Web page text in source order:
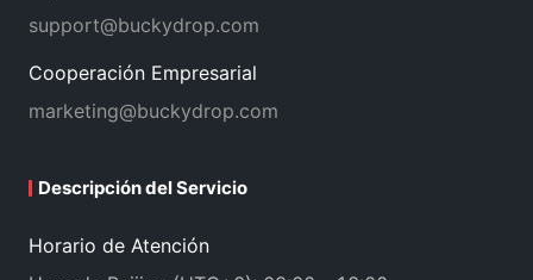
support@buckydrop.com
Cooperación Empresarial
marketing@buckydrop.com
Descripción del Servicio
Horario de Atención